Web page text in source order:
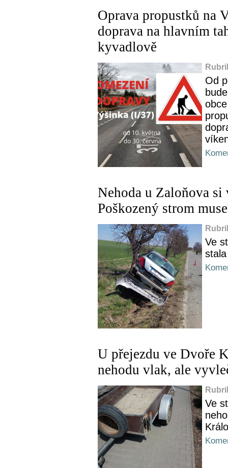
Oprava propustků na
doprava na hlavním
kyvadlově
Od
Nehoda u Zaloňova si
Poškozený strom
Ve
U přejezdu ve Dvoře
nehodu vlak, ale
Ve